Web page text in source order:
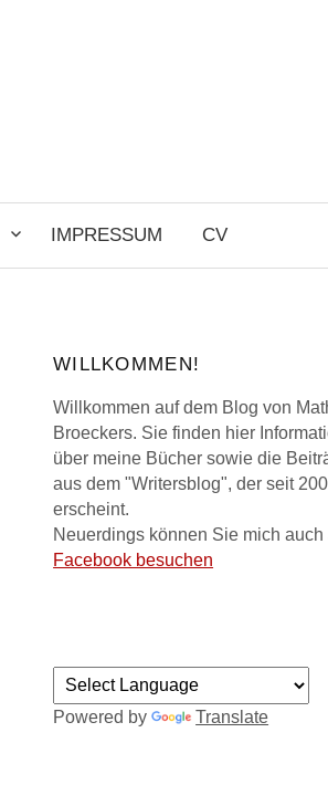
IMPRESSUM CV
WILLKOMMEN!
Willkommen auf dem Blog von
Broeckers. Sie finden hier
über meine Bücher sowie die
aus dem "Writersblog", der seit
erscheint.
Neuerdings können Sie mich auch
Facebook besuchen
Powered by Translate